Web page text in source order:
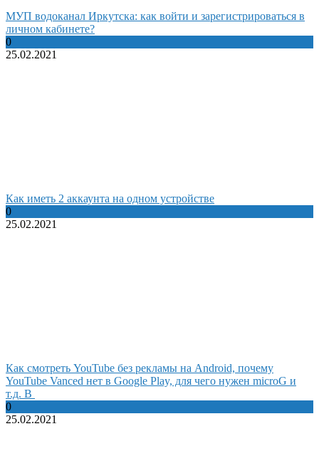
МУП водоканал Иркутска: как войти и зарегистрироваться в
личном кабинете?
0
25.02.2021
Как иметь 2 аккаунта на одном устройстве
0
25.02.2021
Как смотреть YouTube без рекламы на Android, почему
YouTube Vanced нет в Google Play, для чего нужен microG и
т.д. В
0
25.02.2021